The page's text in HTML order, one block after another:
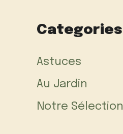
Categories
Astuces
Au Jardin
Notre Sélection